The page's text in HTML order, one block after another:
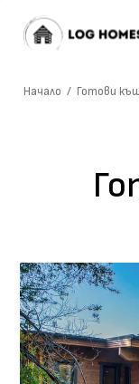
Начало / Готови